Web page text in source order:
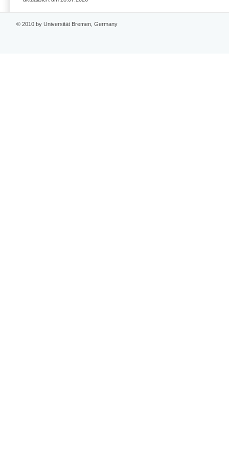
© 2010 by Universität Bremen, Germany